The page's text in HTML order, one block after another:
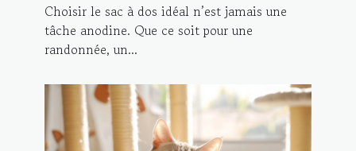
Choisir le sac à dos idéal n’est jamais une
tâche anodine. Que ce soit pour une
randonnée, un...